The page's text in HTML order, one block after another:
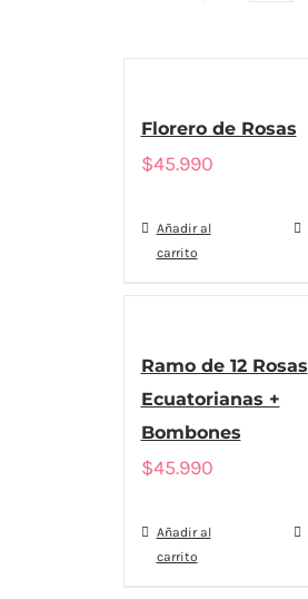
Florero de Rosas
$45.990
Añadir al
carrito
Ramo de 12 Rosas
Ecuatorianas +
Bombones
$45.990
Añadir al
carrito